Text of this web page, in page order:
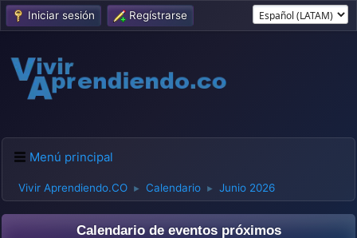
Iniciar sesión Regístrarse
Menú principal
Vivir Aprendiendo.CO ► Calendario ► Junio 2026
Calendario de eventos próximos